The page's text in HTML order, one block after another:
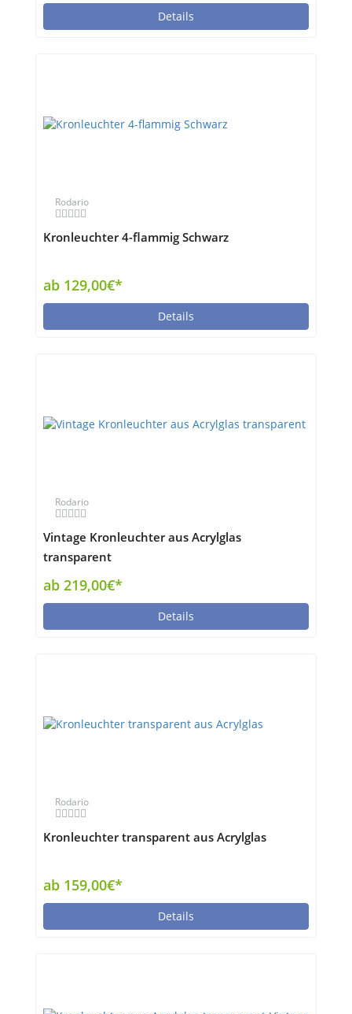
Details
Rodario
Kronleuchter 4-flammig Schwarz
ab 129,00€*
Details
Rodario
Vintage Kronleuchter aus Acrylglas
transparent
ab 219,00€*
Details
Rodario
Kronleuchter transparent aus Acrylglas
ab 159,00€*
Details